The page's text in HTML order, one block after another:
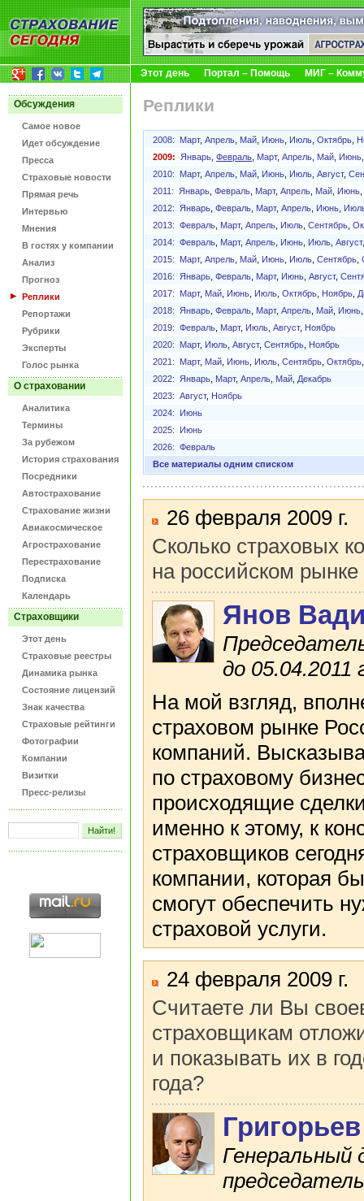
Этот день Портал – Помощь МИГ –
Обсуждения
Самое новое
Идет обсуждение
Пресса
Страховые новости
Прямая речь
Интервью
Мнения
В гостях у компании
Анализ
Прогноз
Реплики
Репортажи
Рубрики
Эксперты
Голос рынка
О страховании
Аналитика
Термины
За рубежом
История страхования
Посредники
Автострахование
Страхование жизни
Авиакосмическое
Агрострахование
Перестрахование
Подписка
Календарь
Страховщики
Этот день
Страховые реестры
Динамика рынка
Состояние лицензий
Знак качества
Страховые рейтинги
Фотографии
Компании
Визитки
Пресс-релизы
Реплики
2008: Март, Апрель Май Июнь Июль Октябрь
2009:
Январь Февраль Март, Апрель Май Июнь
2010:
Март, Апрель Май Июнь Июль Август,
2011:
Январь Февраль Март, Апрель Май Июнь
2012:
Январь Февраль Март, Апрель Июнь
2013: Февраль Март, Апрель Июль Сентябрь
2014: Февраль Март, Апрель Июнь Июль Август
2015:
Март, Апрель Май Июнь Июль Сентябрь
2016:
Январь Февраль Март, Июнь Август,
2017:
Март, Май Июнь Июль Октябрь Ноябрь
2018:
Январь Февраль Март, Апрель Май Июнь
2019: Февраль Март, Июль Август, Ноябрь
2020:
Март, Июль Август, Сентябрь
Ноябрь
2021:
Март, Май Июнь Июль Сентябрь Октябрь
2022:
Январь Март, Апрель Май Декабрь
2023: Август, Ноябрь
2024:
Июнь
2025:
Июнь
2026: Февраль
Все материалы одним списком
26 февраля 2009 г.
Сколько страховых
на российском
Янов
до 05.04.2011
На мой взгляд,
страховом рынке
компаний.
по страховому
происходящие
именно к этому, к
страховщиков
компании, которая
смогут обеспечить
страховой услуги.
24 февраля 2009 г.
Считаете ли Вы
страховщикам
и показывать их в
года?